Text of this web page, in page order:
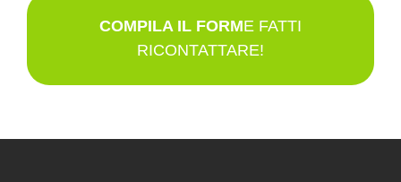
COMPILA IL FORME FATTI
RICONTATTARE!